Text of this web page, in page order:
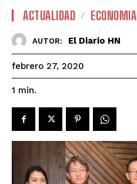
ACTUALIDAD ECONOMIA
AUTOR: El Diario HN
febrero 27, 2020
1 min.